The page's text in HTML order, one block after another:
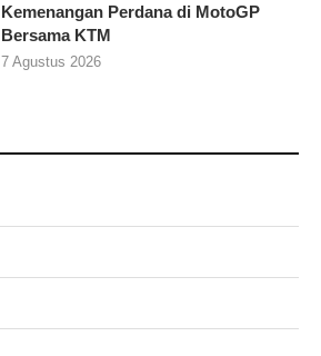
Kemenangan Perdana di MotoGP
Bersama KTM
7 Agustus 2026